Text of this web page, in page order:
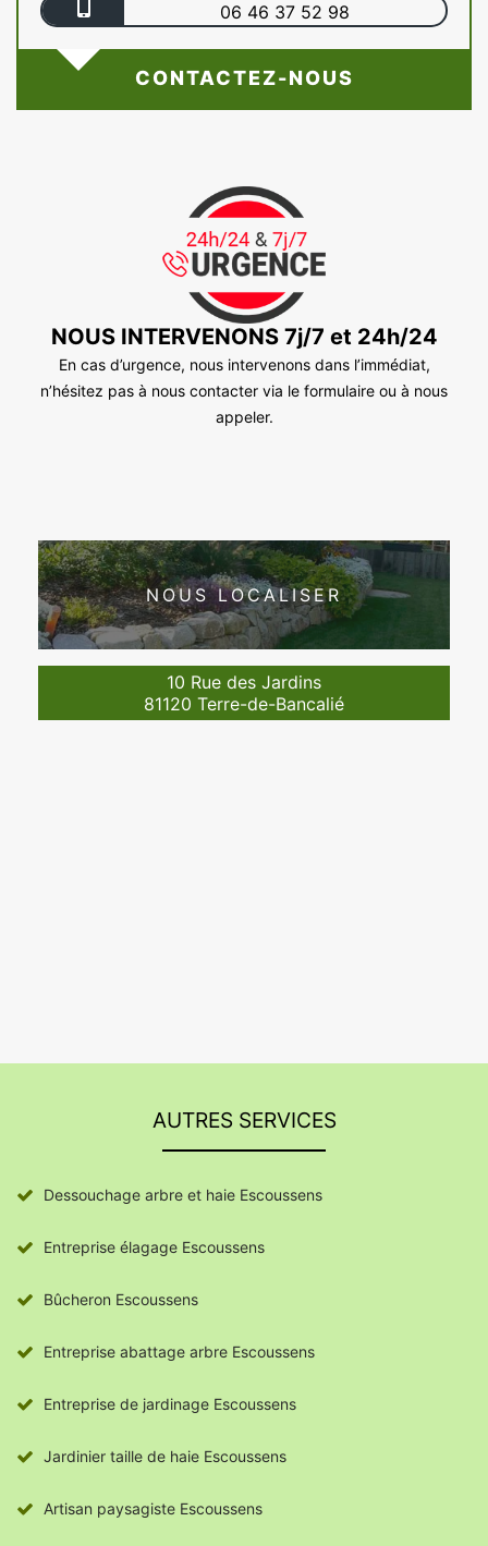
06 46 37 52 98
CONTACTEZ-NOUS
NOUS INTERVENONS 7j/7 et 24h/24
En cas d’urgence, nous intervenons dans l’immédiat,
n’hésitez pas à nous contacter via le formulaire ou à nous
appeler.
NOUS LOCALISER
10 Rue des Jardins
81120 Terre-de-Bancalié
AUTRES SERVICES
Dessouchage arbre et haie Escoussens
Entreprise élagage Escoussens
Bûcheron Escoussens
Entreprise abattage arbre Escoussens
Entreprise de jardinage Escoussens
Jardinier taille de haie Escoussens
Artisan paysagiste Escoussens